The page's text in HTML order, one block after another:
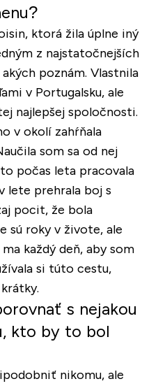
ktorá žila úplne iný
z najstatočnejších
poznám. Vlastnila
v Portugalsku, ale
najlepšej spoločnosti.
v okolí zahŕňala
som sa od nej
počas leta pracovala
lete prehrala boj s
pocit, že bola
sú roky v živote, ale
každý deň, aby som
si túto cestu,
s nejakou
kto by to bol
nikomu, ale